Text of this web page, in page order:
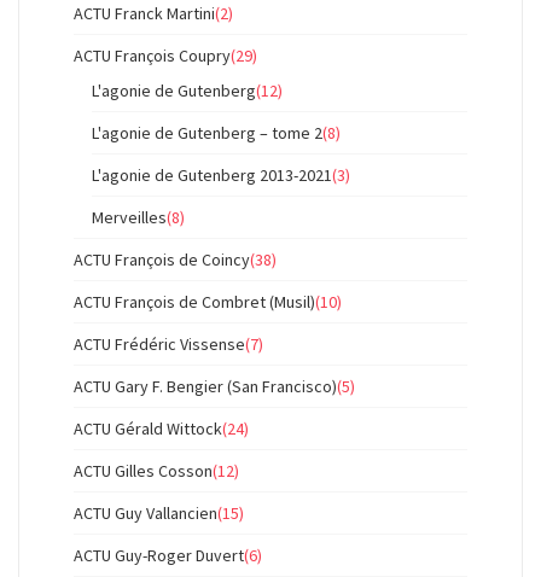
ACTU Franck Martini(2)
ACTU François Coupry(29)
L'agonie de Gutenberg(12)
L'agonie de Gutenberg – tome 2(8)
L'agonie de Gutenberg 2013-2021(3)
Merveilles(8)
ACTU François de Coincy(38)
ACTU François de Combret (Musil)(10)
ACTU Frédéric Vissense(7)
ACTU Gary F. Bengier (San Francisco)(5)
ACTU Gérald Wittock(24)
ACTU Gilles Cosson(12)
ACTU Guy Vallancien(15)
ACTU Guy-Roger Duvert(6)